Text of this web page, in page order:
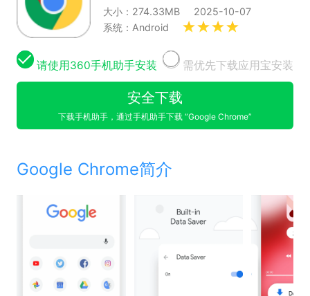
大小：274.33MB
2025-10-07
系统：Android
请使用360手机助手安装 需优先下载应用宝安装
安全下载
下载手机助手，通过手机助手下载 “Google Chrome”
Google Chrome简介